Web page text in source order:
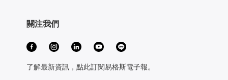
關注我們
了解最新資訊，點此訂閱易格斯電子報。